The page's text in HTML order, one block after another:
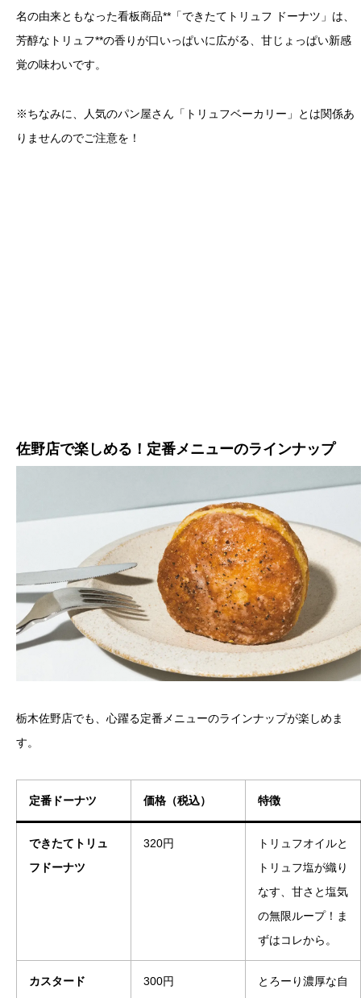
名の由来ともなった看板商品**「できたてトリュフ ドーナツ」は、
芳醇なトリュフ**の香りが口いっぱいに広がる、甘じょっぱい新感
覚の味わいです。
※ちなみに、人気のパン屋さん「トリュフベーカリー」とは関係あ
りませんのでご注意を！
佐野店で楽しめる！定番メニューのラインナップ
栃木佐野店でも、心躍る定番メニューのラインナップが楽しめま
す。
定番ドーナツ 価格（税込） 特徴
できたてトリュ
フドーナツ
320円
トリュフオイルと
トリュフ塩が織り
なす、甘さと塩気
の無限ループ！ま
ずはコレから。
カスタード 300円
とろーり濃厚な自